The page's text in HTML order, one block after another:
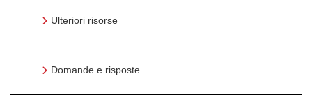
Ulteriori risorse
Domande e risposte